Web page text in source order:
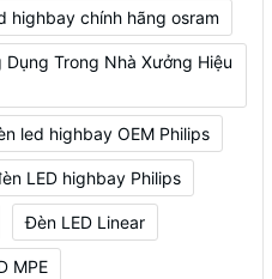
highbay chính hãng osram
Trong Nhà Xưởng Hiệu
led highbay OEM Philips
LED highbay Philips
Đèn LED Linear
MPE